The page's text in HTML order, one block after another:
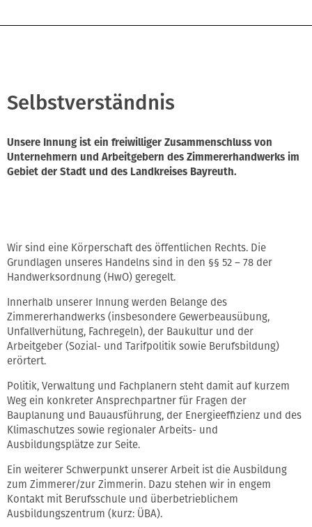
Selbstverständnis
Unsere Innung ist ein freiwilliger Zusammenschluss von
Unternehmern und Arbeitgebern des Zimmererhandwerks im
Gebiet der Stadt und des Landkreises Bayreuth.
Wir sind eine Körperschaft des öffentlichen Rechts. Die
Grundlagen unseres Handelns sind in den §§ 52 – 78 der
Handwerksordnung (HwO) geregelt.
Innerhalb unserer Innung werden Belange des
Zimmererhandwerks (insbesondere Gewerbeausübung,
Unfallverhütung, Fachregeln), der Baukultur und der
Arbeitgeber (Sozial- und Tarifpolitik sowie Berufsbildung)
erörtert.
Politik, Verwaltung und Fachplanern steht damit auf kurzem
Weg ein konkreter Ansprechpartner für Fragen der
Bauplanung und Bauausführung, der Energieeffizienz und des
Klimaschutzes sowie regionaler Arbeits- und
Ausbildungsplätze zur Seite.
Ein weiterer Schwerpunkt unserer Arbeit ist die Ausbildung
zum Zimmerer/zur Zimmerin. Dazu stehen wir in engem
Kontakt mit Berufsschule und überbetrieblichem
Ausbildungszentrum (kurz: ÜBA).